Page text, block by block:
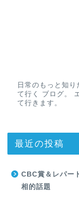
日常のもっと知
て行く ブログ。
て行きます。
最近の投稿
CBC賞＆レパー
相的話題